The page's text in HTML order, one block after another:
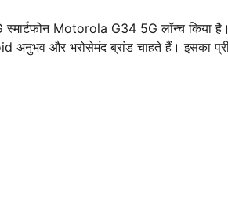
Motorola G34 5G लॉन्च किया
अनुभव और भरोसेमंद ब्रांड चाहते हैं। इसका